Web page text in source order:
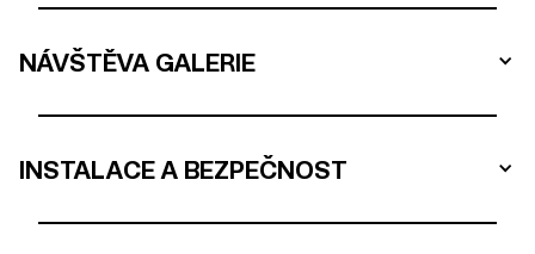
NÁVŠTĚVA GALERIE
INSTALACE A BEZPEČNOST